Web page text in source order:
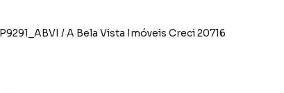
/A Bela Vista Imóveis Creci20716